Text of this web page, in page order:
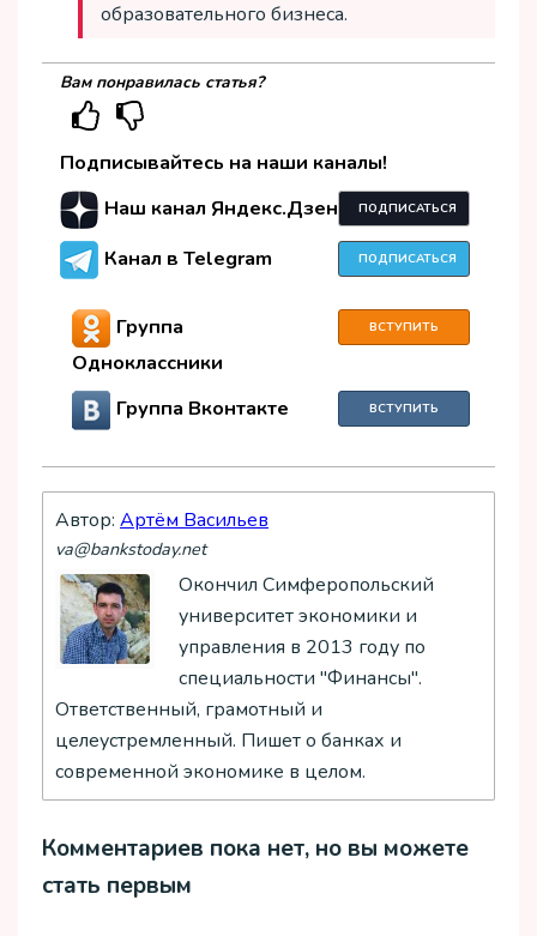
образовательного бизнеса.
Вам понравилась статья?
Подписывайтесь на наши каналы!
Наш канал Яндекс.Дзен
ПОДПИСАТЬСЯ
Канал в Telegram ПОДПИСАТЬСЯ
Группа
Одноклассники
ВСТУПИТЬ
Группа Вконтакте ВСТУПИТЬ
Автор: Артём Васильев
va@bankstoday.net
Окончил Симферопольский
университет экономики и
управления в 2013 году по
специальности "Финансы".
Ответственный, грамотный и
целеустремленный. Пишет о банках и
современной экономике в целом.
Комментариев пока нет, но вы можете
стать первым